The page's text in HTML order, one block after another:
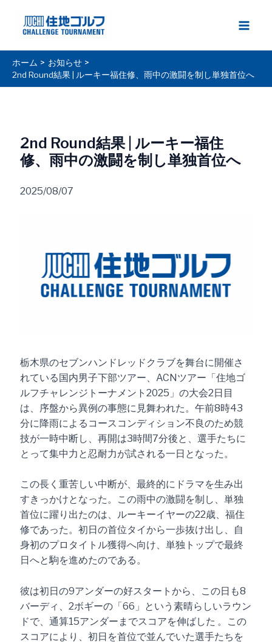
ス
ホーム
お知らせ
2nd Round結果 | ルーキー福住修、雨中の激闘を制し単独首位へ
2nd Round結果 | ルーキー福住
修、雨中の激闘を制し単独首位へ
2025/08/07
栃木県のセブンハンドレッドクラブを舞台に開催さ
れている国内男子下部ツアー、ACNツアー「住地ゴ
ルフチャレンジトーナメント2025」の大会2日目
は、序盤から異例の事態に見舞われた。午前8時43
分に降雨によるコースコンディション不良のため競
技が一時中断し、再開は3時間7分後と、選手たちに
とって集中力と忍耐力が試される一日となった。
この長く重苦しい中断が、最終的にドラマを生み出
すきっかけとなった。この雨中の激闘を制し、単独
首位に躍り出たのは、ルーキーイヤーの22歳、福住
修であった。初日の首位タイから一歩抜け出し、自
身初のプロタイトル獲得へ向け、単独トップで最終
日へと駒を進めたのである。
彼は初日の9アンダーの好スタートから、この日も8
バーディ、2ボギーの「66」という素晴らしいラウン
ドで、通算15アンダーまでスコアを伸ばした 。この
スコアにより、初日を首位で並んでいた選手たちを